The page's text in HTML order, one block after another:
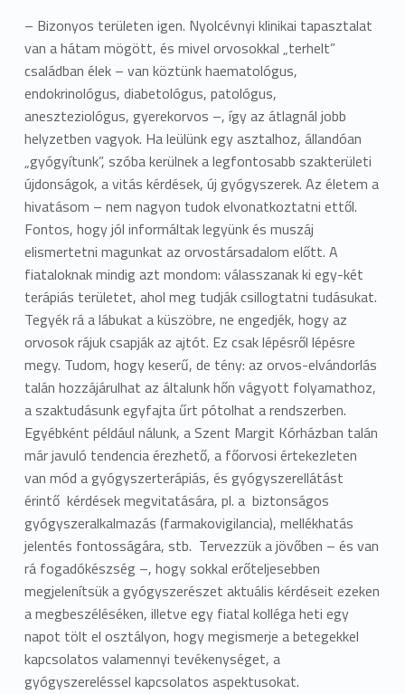
– Bizonyos területen igen. Nyolcévnyi klinikai tapasztalat
van a hátam mögött, és mivel orvosokkal „terhelt”
családban élek – van köztünk haematológus,
endokrinológus, diabetológus, patológus,
aneszteziológus, gyerekorvos –, így az átlagnál jobb
helyzetben vagyok. Ha leülünk egy asztalhoz, állandóan
„gyógyítunk”, szóba kerülnek a legfontosabb szakterületi
újdonságok, a vitás kérdések, új gyógyszerek. Az életem a
hivatásom – nem nagyon tudok elvonatkoztatni ettől.
Fontos, hogy jól informáltak legyünk és muszáj
elismertetni magunkat az orvostársadalom előtt. A
fiataloknak mindig azt mondom: válasszanak ki egy-két
terápiás területet, ahol meg tudják csillogtatni tudásukat.
Tegyék rá a lábukat a küszöbre, ne engedjék, hogy az
orvosok rájuk csapják az ajtót. Ez csak lépésről lépésre
megy. Tudom, hogy keserű, de tény: az orvos-elvándorlás
talán hozzájárulhat az általunk hőn vágyott folyamathoz,
a szaktudásunk egyfajta űrt pótolhat a rendszerben.
Egyébként például nálunk, a Szent Margit Kórházban talán
már javuló tendencia érezhető, a főorvosi értekezleten
van mód a gyógyszerterápiás, és gyógyszerellátást
érintő kérdések megvitatására, pl. a biztonságos
gyógyszeralkalmazás (farmakovigilancia), mellékhatás
jelentés fontosságára, stb. Tervezzük a jövőben – és van
rá fogadókészség –, hogy sokkal erőteljesebben
megjelenítsük a gyógyszerészet aktuális kérdéseit ezeken
a megbeszéléséken, illetve egy fiatal kolléga heti egy
napot tölt el osztályon, hogy megismerje a betegekkel
kapcsolatos valamennyi tevékenységet, a
gyógyszereléssel kapcsolatos aspektusokat.